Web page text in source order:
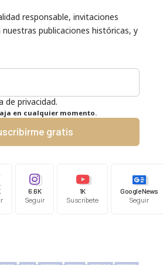
responsable, invitaciones
nuestras publicaciones históricas, y
de privacidad.
en cualquier momento.
gratis
6.6K
Seguir
1K
Suscríbete
Google News
Seguir